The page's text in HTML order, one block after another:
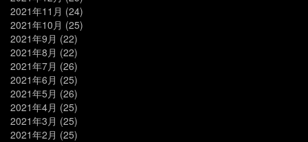
2021年11月 (24)
2021年10月 (25)
2021年9月 (22)
2021年8月 (22)
2021年7月 (26)
2021年6月 (25)
2021年5月 (26)
2021年4月 (25)
2021年3月 (25)
2021年2月 (25)